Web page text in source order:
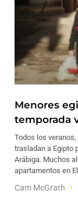
Menores
temporada
Todos los
trasladan a Egipto
Arábiga. Muchos
apartamentos en
Cam McGrath